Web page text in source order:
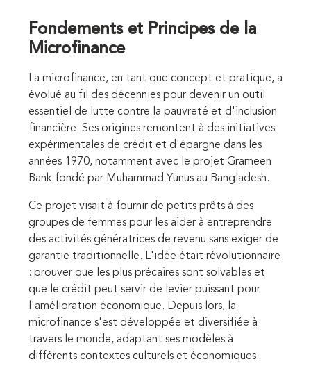
Fondements et Principes de la
Microfinance
La microfinance, en tant que concept et pratique, a
évolué au fil des décennies pour devenir un outil
essentiel de lutte contre la pauvreté et d'inclusion
financière. Ses origines remontent à des initiatives
expérimentales de crédit et d'épargne dans les
années 1970, notamment avec le projet Grameen
Bank fondé par Muhammad Yunus au Bangladesh.
Ce projet visait à fournir de petits prêts à des
groupes de femmes pour les aider à entreprendre
des activités génératrices de revenu sans exiger de
garantie traditionnelle. L'idée était révolutionnaire
: prouver que les plus précaires sont solvables et
que le crédit peut servir de levier puissant pour
l'amélioration économique. Depuis lors, la
microfinance s'est développée et diversifiée à
travers le monde, adaptant ses modèles à
différents contextes culturels et économiques.